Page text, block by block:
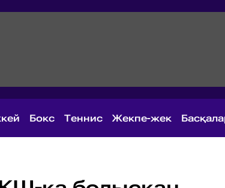
Бокс Теннис Жекпе-жек